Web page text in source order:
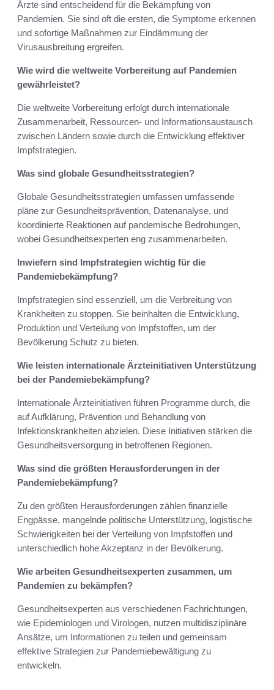
Ärzte sind entscheidend für die Bekämpfung von
Pandemien. Sie sind oft die ersten, die Symptome erkennen
und sofortige Maßnahmen zur Eindämmung der
Virusausbreitung ergreifen.
Wie wird die weltweite Vorbereitung auf Pandemien
gewährleistet?
Die weltweite Vorbereitung erfolgt durch internationale
Zusammenarbeit, Ressourcen- und Informationsaustausch
zwischen Ländern sowie durch die Entwicklung effektiver
Impfstrategien.
Was sind globale Gesundheitsstrategien?
Globale Gesundheitsstrategien umfassen umfassende
pläne zur Gesundheitsprävention, Datenanalyse, und
koordinierte Reaktionen auf pandemische Bedrohungen,
wobei Gesundheitsexperten eng zusammenarbeiten.
Inwiefern sind Impfstrategien wichtig für die
Pandemiebekämpfung?
Impfstrategien sind essenziell, um die Verbreitung von
Krankheiten zu stoppen. Sie beinhalten die Entwicklung,
Produktion und Verteilung von Impfstoffen, um der
Bevölkerung Schutz zu bieten.
Wie leisten internationale Ärzteinitiativen Unterstützung
bei der Pandemiebekämpfung?
Internationale Ärzteinitiativen führen Programme durch, die
auf Aufklärung, Prävention und Behandlung von
Infektionskrankheiten abzielen. Diese Initiativen stärken die
Gesundheitsversorgung in betroffenen Regionen.
Was sind die größten Herausforderungen in der
Pandemiebekämpfung?
Zu den größten Herausforderungen zählen finanzielle
Engpässe, mangelnde politische Unterstützung, logistische
Schwierigkeiten bei der Verteilung von Impfstoffen und
unterschiedlich hohe Akzeptanz in der Bevölkerung.
Wie arbeiten Gesundheitsexperten zusammen, um
Pandemien zu bekämpfen?
Gesundheitsexperten aus verschiedenen Fachrichtungen,
wie Epidemiologen und Virologen, nutzen multidisziplinäre
Ansätze, um Informationen zu teilen und gemeinsam
effektive Strategien zur Pandemiebewältigung zu
entwickeln.